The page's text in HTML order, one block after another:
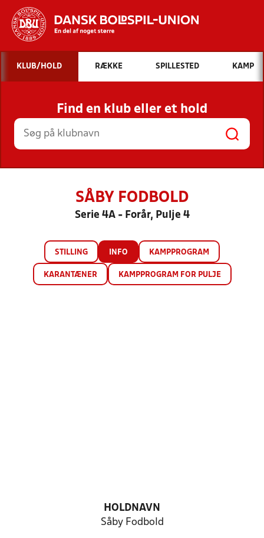
Hvad vil du søge efter?
INDHOLD OG NYHEDER
STILLINGER, RESULTATER, KLUBBER OG
HOLD
KLUB/HOLD RÆKKE SPILLESTED KAMP
Find en klub eller et hold
SÅBY FODBOLD
Serie 4A - Forår, Pulje 4
STILLING INFO KAMPPROGRAM
KARANTÆNER KAMPPROGRAM FOR PULJE
HOLDNAVN
Såby Fodbold